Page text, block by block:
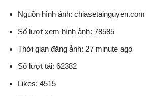
Nguồn hình ảnh: chiasetainguyen.com
Số lượt xem hình ảnh: 78585
Thời gian đăng ảnh: 27 minute ago
Số lượt tải: 62382
Likes: 4515